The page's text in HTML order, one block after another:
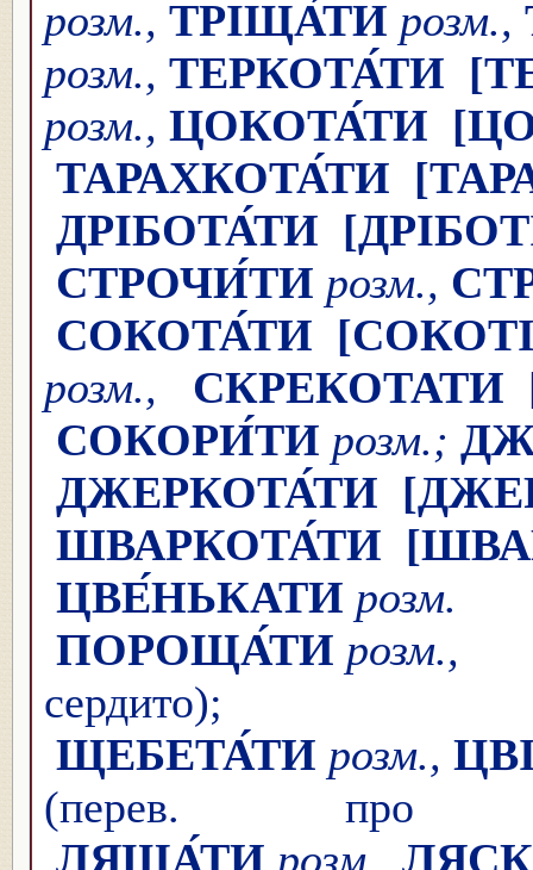
розм., ТРІЩА́ТИ розм.,
розм., ТЕРКОТА́ТИ
розм., ЦОКОТА́ТИ
ТАРАХКОТА́ТИ
ДРІБОТА́ТИ
СТРОЧИ́ТИ розм.,
СОКОТА́ТИ
розм.,
СКРЕКОТАТИ
СОКОРИ́ТИ розм.;
ДЖЕРКОТА́ТИ
ШВАРКОТА́ТИ
ЦВЕ́НЬКАТИ розм.
ПОРОЩА́ТИ розм.,
сердито);
ЩЕБЕТА́ТИ розм.,
(перев. про
ЛЯЩА́ТИ розм.,